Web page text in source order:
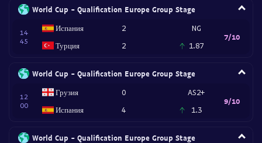
World Cup - Qualification Europe Group Stage
14
45
Испания
Турция
2
2
NG
1.87
7/10
World Cup - Qualification Europe Group Stage
12
00
Грузия
Испания
0
4
AS2+
1.3
9/10
World Cup - Qualification Europe Group Stage